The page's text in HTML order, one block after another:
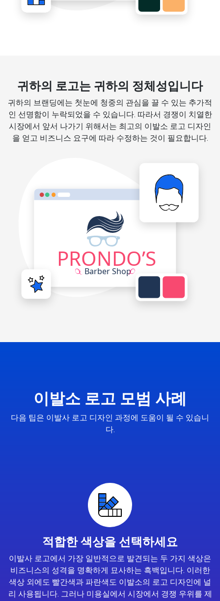
귀하의 로고는 귀하의 정체성입니다
귀하의 브랜딩에는 첫눈에 청중의 관심을 끌 수 있는 추가적
인 선명함이 누락되었을 수 있습니다. 따라서 경쟁이 치열한
시장에서 앞서 나가기 위해서는 최고의 이발소 로고 디자인
을 얻고 비즈니스 요구에 따라 수정하는 것이 필요합니다.
이발소 로고 모범 사례
다음 팁은 이발사 로고 디자인 과정에 도움이 될 수 있습니
다.
적합한 색상을 선택하세요
이발사 로고에서 가장 일반적으로 발견되는 두 가지 색상은
비즈니스의 성격을 명확하게 묘사하는 흑백입니다. 이러한
색상 외에도 빨간색과 파란색도 이발소의 로고 디자인에 널
리 사용됩니다. 그러나 미용실에서 시장에서 경쟁 우위를 제